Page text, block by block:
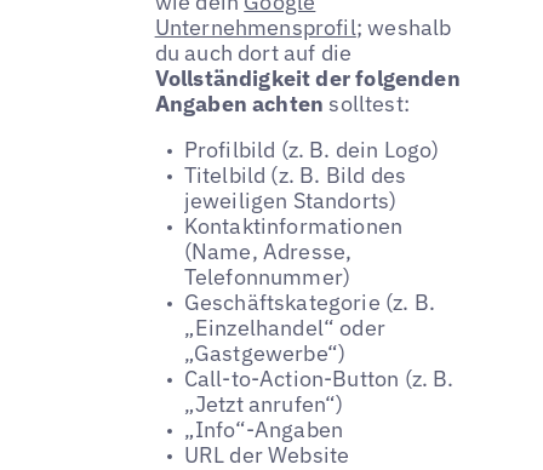
Unternehmensprofil; weshalb
du auch dort auf die
Vollständigkeit der folgenden
Angaben achten solltest:
Profilbild (z. B. dein Logo)
Titelbild (z. B. Bild des
jeweiligen Standorts)
Kontaktinformationen
(Name, Adresse,
Telefonnummer)
Geschäftskategorie (z. B.
„Einzelhandel“ oder
„Gastgewerbe“)
Call-to-Action-Button (z. B.
„Jetzt anrufen“)
„Info“-Angaben
URL der Website